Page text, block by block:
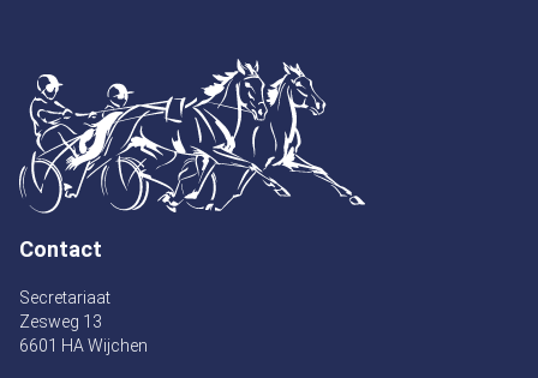
Contact
Secretariaat
Zesweg 13
6601 HA Wijchen